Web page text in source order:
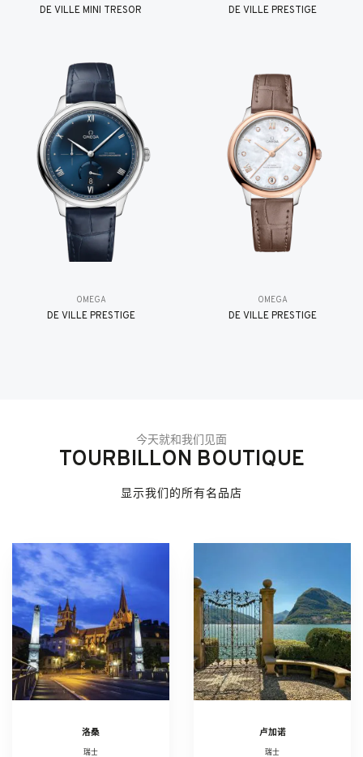
DE VILLE MINI TRÉSOR DE VILLE PRESTIGE
OMEGA
DE VILLE PRESTIGE
OMEGA
DE VILLE PRESTIGE
今天就和我们见面
TOURBILLON BOUTIQUE
显示我们的所有名品店
洛桑
瑞士
卢加诺
瑞士